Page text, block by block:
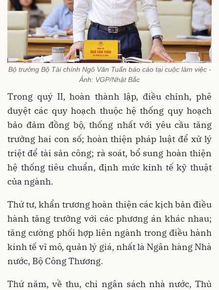
Bộ trưởng Bộ Tài chính Ngô Văn Tuấn báo cáo tại cuộc làm việc -
Ảnh: VGP/Nhật Bắc
Trong quý II, hoàn thành lập, điều chỉnh, phê
duyệt các quy hoạch thuộc hệ thống quy hoạch
bảo đảm đồng bộ, thống nhất với yêu cầu tăng
trưởng hai con số; hoàn thiện pháp luật để xử lý
triệt để tài sản công; rà soát, bổ sung hoàn thiện
hệ thống tiêu chuẩn, định mức kinh tế kỹ thuật
của ngành.
Thứ tư, khẩn trương hoàn thiện các kịch bản điều
hành tăng trưởng với các phương án khác nhau;
tăng cường phối hợp liên ngành trong điều hành
kinh tế vĩ mô, quản lý giá, nhất là Ngân hàng Nhà
nước, Bộ Công Thương.
Thứ năm, về thu, chi ngân sách nhà nước, Thủ